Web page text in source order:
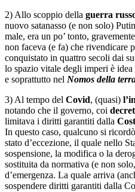
2) Allo scoppio della guerra
nuovo satanasso (e non solo)
male, era un po’ tonto,
non faceva (e fa) che rivendicare
conquistato in quattro secoli dai
lo spazio vitale degli imperi è
e soprattutto nel Nomos della
3) Al tempo del Covid, (quasi)
notando che il governo, coi
limitava i diritti garantiti dalla
In questo caso, qualcuno si
stato d’eccezione, il quale nello
sospensione, la modifica o la
sostituita da normativa (e non
d’emergenza. La quale arriva
sospendere diritti garantiti dalla